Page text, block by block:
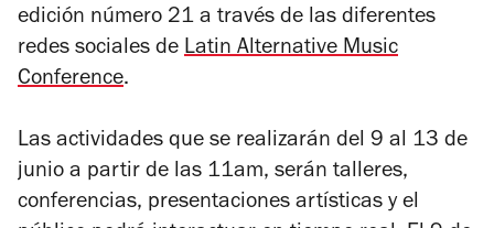
edición número 21 a través de las diferentes
redes sociales de Latin Alternative Music
Conference.
Las actividades que se realizarán del 9 al 13 de
junio a partir de las 11am, serán talleres,
conferencias, presentaciones artísticas y el